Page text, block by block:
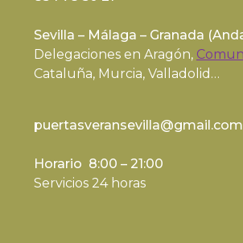
Sevilla – Málaga – Granada (
Delegaciones en Aragón,
Cataluña, Murcia, Valladolid…
puertasveransevilla@gmail.com
Horario 8:00 – 21:00
Servicios 24 horas